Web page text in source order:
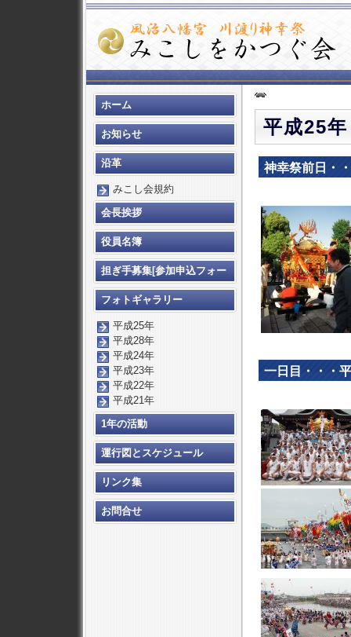
平成25年
神幸祭前日・
一日目・・・
ホーム
お知らせ
沿革
みこし会規約
会長挨拶
役員名簿
担ぎ手募集[参加申込フォー
ム]
フォトギャラリー
平成25年
平成28年
平成24年
平成23年
平成22年
平成21年
1年の活動
運行図とスケジュール
リンク集
お問合せ